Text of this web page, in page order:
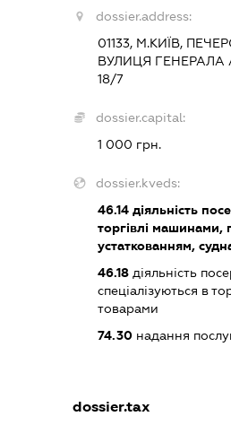
dossier.address:
01133, М.КИЇВ,
ВУЛИЦЯ
18/7
dossier.capital:
1 000 грн.
dossier.kveds:
46.14 діяльність
торгівлі машинами,
устаткованням,
46.18 діяльність
спеціалізуються в
товарами
74.30 надання
dossier.tax